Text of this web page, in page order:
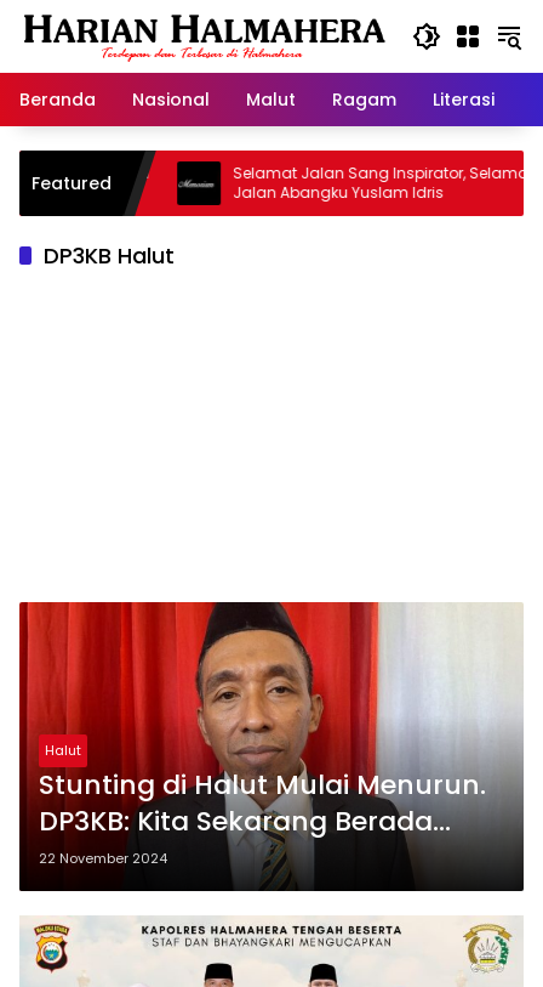
Langsung
Beranda
Nasional Malut Ragam Literasi
Featured
Warisan
Selamat Jalan Sang Inspirator, Selamat
Jalan Abangku Yuslam Idris
DP3KB Halut
Halut
Stunting di Halut Mulai Menurun.
DP3KB: Kita Sekarang Berada
Diperingkat ke-2
22 November 2024